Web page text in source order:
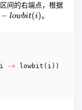
间的右端点，根据
− lowbit(i)。
i -= lowbit ( i ))